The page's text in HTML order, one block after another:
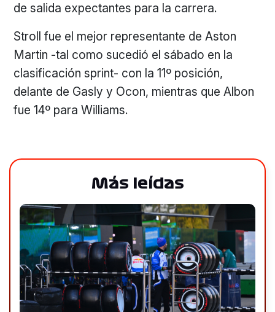
de salida expectantes para la carrera.
Stroll fue el mejor representante de Aston
Martin -tal como sucedió el sábado en la
clasificación sprint- con la 11º posición,
delante de Gasly y Ocon, mientras que Albon
fue 14º para Williams.
Más leídas